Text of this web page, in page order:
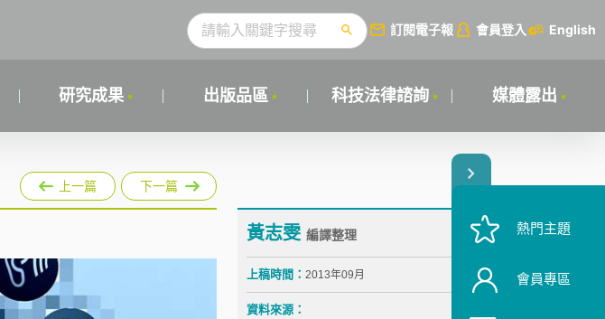
訂閱電子報 會員登入 English
研究成果 出版品區 科技法律諮詢 媒體露出
上一篇 下一篇
黃志雯 編譯整理
上稿時間： 2013年09月
資料來源：
熱門主題
會員專區